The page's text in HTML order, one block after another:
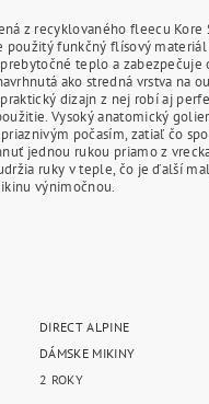
z recyklovaného fleecu Kore
použitý funkčný flísový
teplo a zabezpečuje
ako stredná vrstva na
dizajn z nej robí aj
Vysoký anatomický
počasím, zatiaľ čo
jednou rukou priamo z
ruky v teple, čo je ďalší
výnimočnou.
DIRECT ALPINE
DÁMSKE MIKINY
2 ROKY